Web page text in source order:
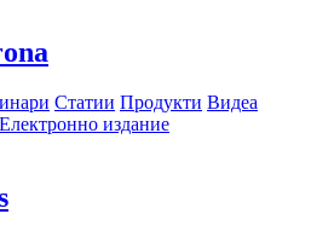
Статии Продукти Видеа
Електронно издание